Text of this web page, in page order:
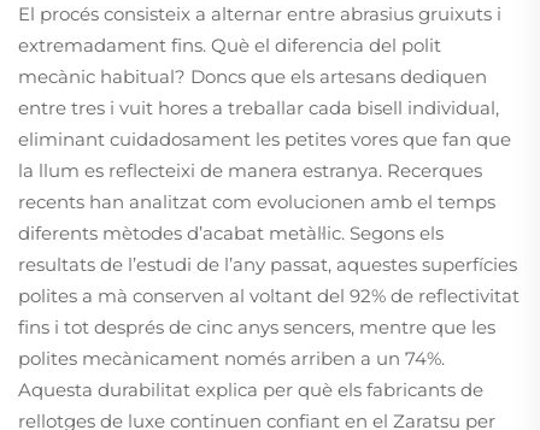
El procés consisteix a alternar entre abrasius gruixuts i
extremadament fins. Què el diferencia del polit
mecànic habitual? Doncs que els artesans dediquen
entre tres i vuit hores a treballar cada bisell individual,
eliminant cuidadosament les petites vores que fan que
la llum es reflecteixi de manera estranya. Recerques
recents han analitzat com evolucionen amb el temps
diferents mètodes d’acabat metàl·lic. Segons els
resultats de l’estudi de l’any passat, aquestes superfícies
polites a mà conserven al voltant del 92% de reflectivitat
fins i tot després de cinc anys sencers, mentre que les
polites mecànicament només arriben a un 74%.
Aquesta durabilitat explica per què els fabricants de
rellotges de luxe continuen confiant en el Zaratsu per